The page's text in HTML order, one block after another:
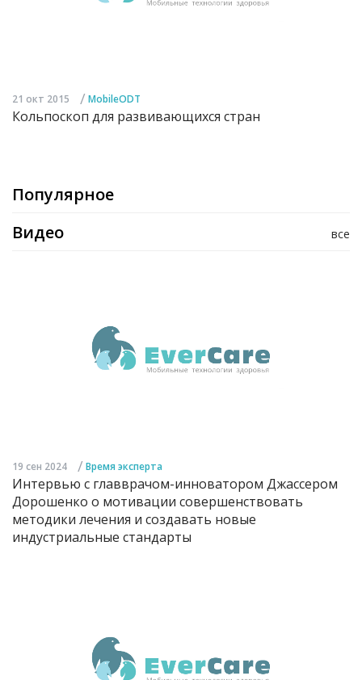
21 окт 2015 / MobileODT
Кольпоскоп для развивающихся стран
Популярное
все
Видео
19 сен 2024 / Время эксперта
Интервью с главврачом-инноватором Джассером
Дорошенко о мотивации совершенствовать
методики лечения и создавать новые
индустриальные стандарты